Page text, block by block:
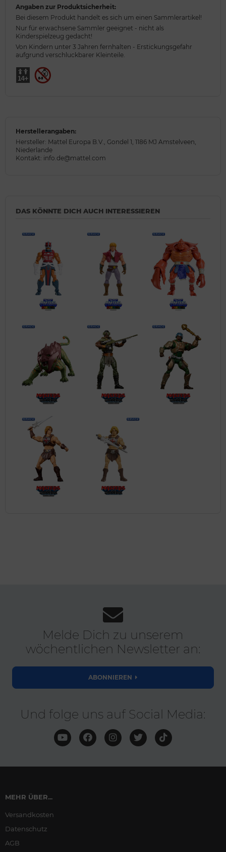
Angaben zur Produktsicherheit:
Bei diesem Produkt handelt es sich um einen Sammlerartikel!
Nur für erwachsene Sammler geeignet - nicht als
Kinderspielzeug gedacht!
Von Kindern unter 3 Jahren fernhalten - Erstickungsgefahr
aufgrund verschluckbarer Kleinteile.
Herstellerangaben:
Hersteller: Mattel Europa B.V., Gondel 1, 1186 MJ Amstelveen,
Niederlande
Kontakt: info.de@mattel.com
DAS KÖNNTE DICH AUCH INTERESSIEREN
Melde Dich zu unserem
wöchentlichen Newsletter an:
ABONNIEREN
Und folge uns auf Social Media:
MEHR ÜBER...
Versandkosten
Datenschutz
AGB